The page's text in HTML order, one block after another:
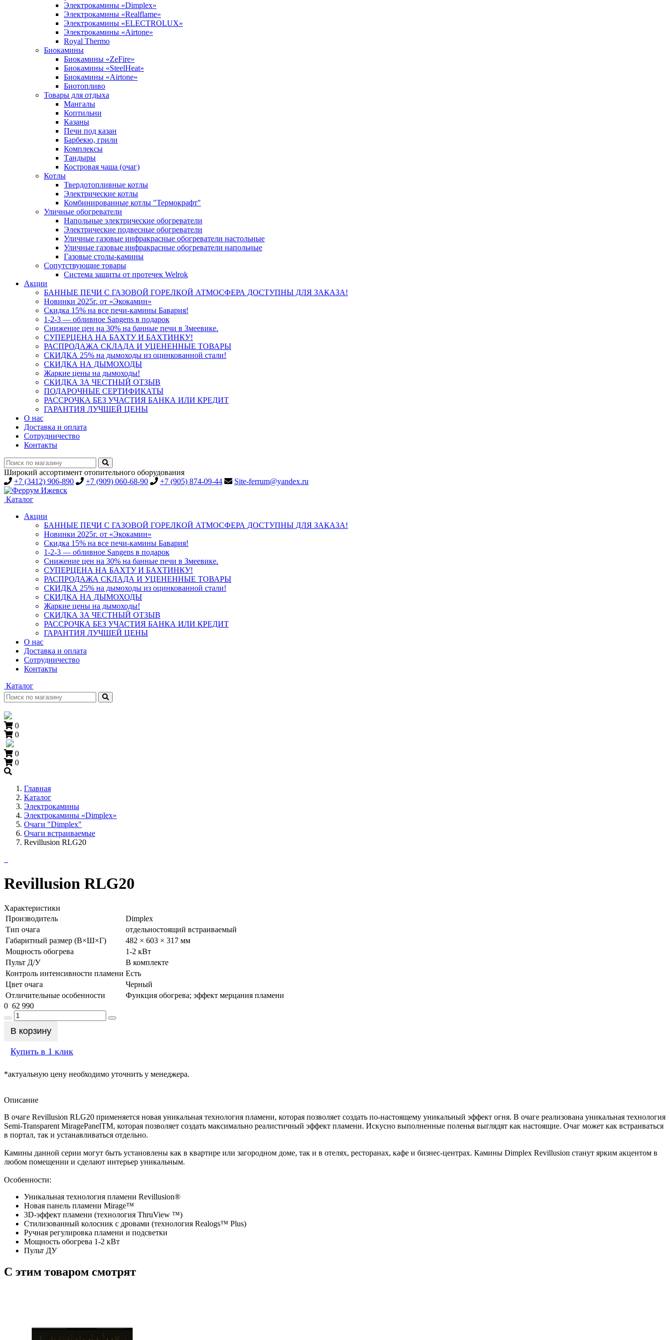
Электрокамины «Dimplex»
Электрокамины «Realflame»
Электрокамины «ELECTROLUX»
Электрокамины «Airtone»
Royal Thermo
Биокамины
Биокамины «ZeFire»
Биокамины «SteelHeat»
Биокамины «Airtone»
Биотопливо
Товары для отдыха
Мангалы
Коптильни
Казаны
Печи под казан
Барбекю, грили
Комплексы
Тандыры
Костровая чаша (очаг)
Котлы
Твердотопливные котлы
Электрические котлы
Комбинированные котлы "Термокрафт"
Уличные обогреватели
Напольные электрические обогреватели
Электрические подвесные обогреватели
Уличные газовые инфракрасные обогреватели настольные
Уличные газовые инфракрасные обогреватели напольные
Газовые столы-камины
Сопутствующие товары
Система защиты от протечек Welrok
Акции
БАННЫЕ ПЕЧИ С ГАЗОВОЙ ГОРЕЛКОЙ АТМОСФЕРА ДОСТУПНЫ ДЛЯ ЗАКАЗА!
Новинки 2025г. от «Экокамин»
Скидка 15% на все печи-камины Бавария!
1-2-3 — обливное Sangens в подарок
Снижение цен на 30% на банные печи в Змеевике.
СУПЕРЦЕНА НА БАХТУ И БАХТИНКУ!
РАСПРОДАЖА СКЛАДА И УЦЕНЕННЫЕ ТОВАРЫ
СКИДКА 25% на дымоходы из оцинкованной стали!
СКИДКА НА ДЫМОХОДЫ
Жаркие цены на дымоходы!
СКИДКА ЗА ЧЕСТНЫЙ ОТЗЫВ
ПОДАРОЧНЫЕ СЕРТИФИКАТЫ
РАССРОЧКА БЕЗ УЧАСТИЯ БАНКА ИЛИ КРЕДИТ
ГАРАНТИЯ ЛУЧШЕЙ ЦЕНЫ
О нас
Доставка и оплата
Сотрудничество
Контакты
Широкий ассортимент отопительного оборудования
+7 (3412) 906-890
+7 (909) 060-68-90 +7 (905) 874-09-44 Site-ferrum@yandex.ru
Каталог
Акции
БАННЫЕ ПЕЧИ С ГАЗОВОЙ ГОРЕЛКОЙ АТМОСФЕРА ДОСТУПНЫ ДЛЯ ЗАКАЗА!
Новинки 2025г. от «Экокамин»
Скидка 15% на все печи-камины Бавария!
1-2-3 — обливное Sangens в подарок
Снижение цен на 30% на банные печи в Змеевике.
СУПЕРЦЕНА НА БАХТУ И БАХТИНКУ!
РАСПРОДАЖА СКЛАДА И УЦЕНЕННЫЕ ТОВАРЫ
СКИДКА 25% на дымоходы из оцинкованной стали!
СКИДКА НА ДЫМОХОДЫ
Жаркие цены на дымоходы!
СКИДКА ЗА ЧЕСТНЫЙ ОТЗЫВ
РАССРОЧКА БЕЗ УЧАСТИЯ БАНКА ИЛИ КРЕДИТ
ГАРАНТИЯ ЛУЧШЕЙ ЦЕНЫ
О нас
Доставка и оплата
Сотрудничество
Контакты
Каталог
0
0
0
0
Главная
Каталог
Электрокамины
Электрокамины «Dimplex»
Очаги "Dimplex"
Очаги встраиваемые
Revillusion RLG20
Revillusion RLG20
Характеристики
Производитель
Dimplex
Тип очага
отдельностоящий встраиваемый
Габаритный размер (В×Ш×Г)
482 × 603 × 317 мм
Мощность обогрева
1-2 кВт
Пульт Д/У
В комплекте
Контроль интенсивности пламени Есть
Цвет очага
Черный
Отличительные особенности
Функция обогрева; эффект мерцания пламени
0 62 990
В корзину
Купить в 1 клик
*актуальную цену необходимо уточнить у менеджера.
Описание
В очаге Revillusion RLG20 применяется новая уникальная технология пламени, которая позволяет создать по-настоящему уникальный эффект огня. В очаге реализована уникальная технология
Semi-Transparent MiragePanelTM, которая позволяет создать максимально реалистичный эффект пламени. Искусно выполненные поленья выглядят как настоящие. Очаг может как встраиваться
в портал, так и устанавливаться отдельно.
Камины данной серии могут быть установлены как в квартире или загородном доме, так и в отелях, ресторанах, кафе и бизнес-центрах. Камины Dimplex Revillusion станут ярким акцентом в
любом помещении и сделают интерьер уникальным.
Особенности:
Уникальная технология пламени Revillusion®
Новая панель пламени Mirage™
3D-эффект пламени (технология ThruView ™)
Стилизованный колосник с дровами (технология Realogs™ Plus)
Ручная регулировка пламени и подсветки
Мощность обогрева 1-2 кВт
Пульт ДУ
C этим товаром смотрят